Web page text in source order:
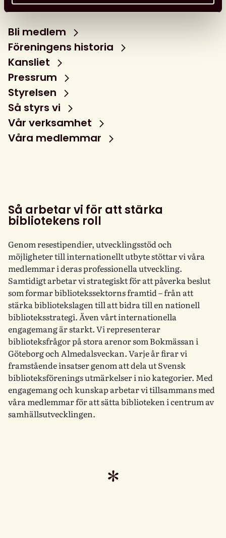
Bli medlem
Föreningens historia
Kansliet
Pressrum
Styrelsen
Så styrs vi
Vår verksamhet
Våra medlemmar
Så arbetar vi för att stärka
bibliotekens roll
Genom resestipendier, utvecklingsstöd och
möjligheter till internationellt utbyte stöttar vi våra
medlemmar i deras professionella utveckling.
Samtidigt arbetar vi strategiskt för att påverka beslut
som formar bibliotekssektorns framtid – från att
stärka bibliotekslagen till att bidra till en nationell
biblioteksstrategi. Även vårt internationella
engagemang är starkt. Vi representerar
biblioteksfrågor på stora arenor som Bokmässan i
Göteborg och Almedalsveckan. Varje år firar vi
framstående insatser genom att dela ut Svensk
biblioteksförenings utmärkelser i nio kategorier. Med
engagemang och kunskap arbetar vi tillsammans med
våra medlemmar för att sätta biblioteken i centrum av
samhällsutvecklingen.
*